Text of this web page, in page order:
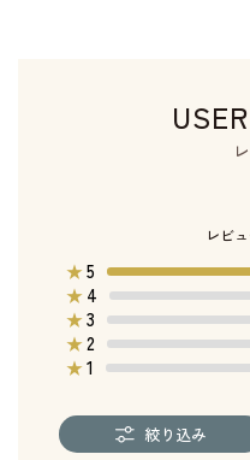
レビ
★5
★ 4
★3
★2
★1
絞り込み